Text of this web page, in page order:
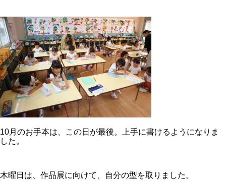
10月のお手本は、この日が最後。上手に書けるようになりま
した。
木曜日は、作品展に向けて、自分の型を取りました。